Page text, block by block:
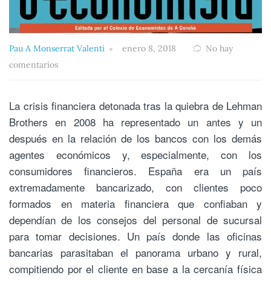
Pau A Monserrat Valenti enero 8, 2018
No hay
comentarios
La crisis financiera detonada tras la quiebra de Lehman
Brothers en 2008 ha representado un antes y un
después en la relación de los bancos con los demás
agentes económicos y, especialmente, con los
consumidores financieros. España era un país
extremadamente bancarizado, con clientes poco
formados en materia financiera que confiaban y
dependían de los consejos del personal de sucursal
para tomar decisiones. Un país donde las oficinas
bancarias parasitaban el panorama urbano y rural,
compitiendo por el cliente en base a la cercanía física